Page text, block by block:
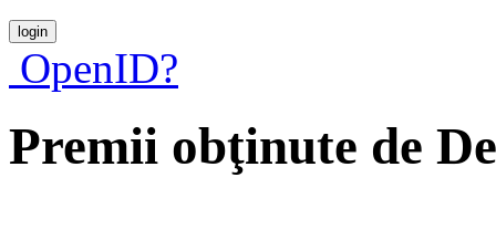
OpenID?
Premii obţinute de